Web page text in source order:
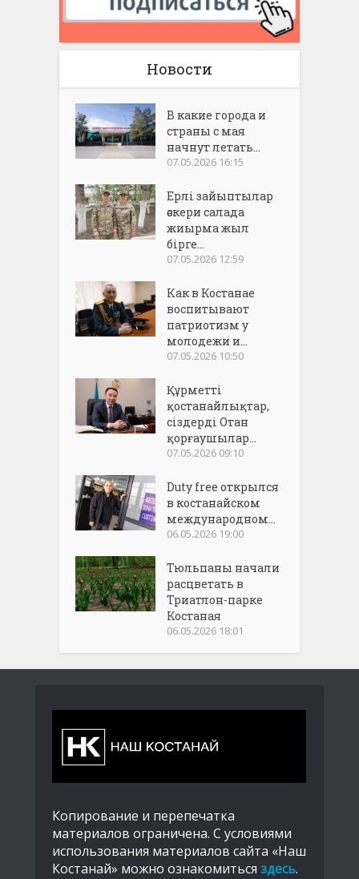
Новости
В какие города и
страны с мая
начнут летать...
07.05.2026 16:15
Ерлі зайыптылар
әскери салада
жиырма жыл
бірге...
07.05.2026 12:59
Как в Костанае
воспитывают
патриотизм у
молодежи и...
07.05.2026 10:50
Құрметті
қостанайлықтар,
сіздерді Отан
қорғаушылар...
07.05.2026 09:10
Duty free открылся
в костанайском
международном...
06.05.2026 19:00
Тюльпаны начали
расцветать в
Триатлон-парке
Костаная
06.05.2026 18:01
Копирование и перепечатка
материалов ограничена. С условиями
использования материалов сайта «Наш
Костанай» можно ознакомиться здесь.